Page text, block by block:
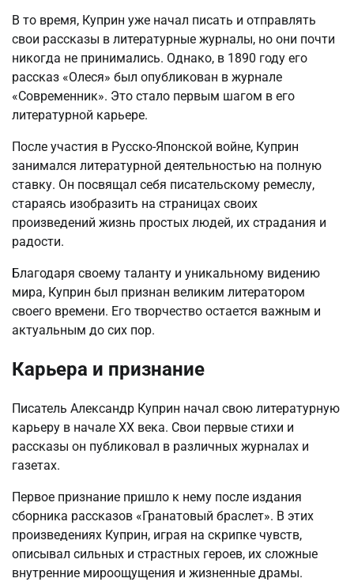
В то время, Куприн уже начал писать и отправлять
свои рассказы в литературные журналы, но они почти
никогда не принимались. Однако, в 1890 году его
рассказ «Олеся» был опубликован в журнале
«Современник». Это стало первым шагом в его
литературной карьере.
После участия в Русско-Японской войне, Куприн
занимался литературной деятельностью на полную
ставку. Он посвящал себя писательскому ремеслу,
стараясь изобразить на страницах своих
произведений жизнь простых людей, их страдания и
радости.
Благодаря своему таланту и уникальному видению
мира, Куприн был признан великим литератором
своего времени. Его творчество остается важным и
актуальным до сих пор.
Карьера и признание
Писатель Александр Куприн начал свою литературную
карьеру в начале XX века. Свои первые стихи и
рассказы он публиковал в различных журналах и
газетах.
Первое признание пришло к нему после издания
сборника рассказов «Гранатовый браслет». В этих
произведениях Куприн, играя на скрипке чувств,
описывал сильных и страстных героев, их сложные
внутренние мироощущения и жизненные драмы.